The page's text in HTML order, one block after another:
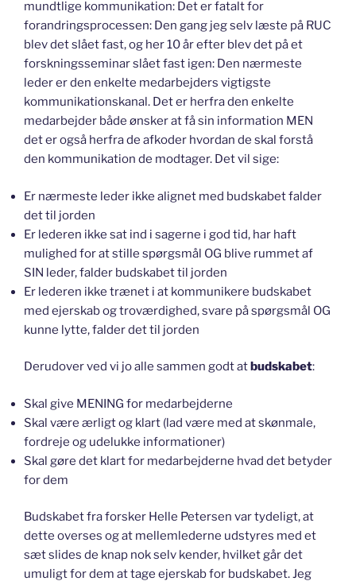
mundtlige kommunikation: Det er fatalt for
forandringsprocessen: Den gang jeg selv læste på RUC
blev det slået fast, og her 10 år efter blev det på et
forskningsseminar slået fast igen: Den nærmeste
leder er den enkelte medarbejders vigtigste
kommunikationskanal. Det er herfra den enkelte
medarbejder både ønsker at få sin information MEN
det er også herfra de afkoder hvordan de skal forstå
den kommunikation de modtager. Det vil sige:
Er nærmeste leder ikke alignet med budskabet falder
det til jorden
Er lederen ikke sat ind i sagerne i god tid, har haft
mulighed for at stille spørgsmål OG blive rummet af
SIN leder, falder budskabet til jorden
Er lederen ikke trænet i at kommunikere budskabet
med ejerskab og troværdighed, svare på spørgsmål OG
kunne lytte, falder det til jorden
Derudover ved vi jo alle sammen godt atbudskabet:
Skal give MENING for medarbejderne
Skal være ærligt og klart (lad være med at skønmale,
fordreje og udelukke informationer)
Skal gøre det klart for medarbejderne hvad det betyder
for dem
Budskabet fra forsker Helle Petersen var tydeligt, at
dette overses og at mellemlederne udstyres med et
sæt slides de knap nok selv kender, hvilket går det
umuligt for dem at tage ejerskab for budskabet. Jeg